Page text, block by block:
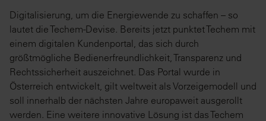
Digitalisierung, um die Energiewende zu schaffen – so
lautet die Techem-Devise. Bereits jetzt punktet Techem mit
einem digitalen Kundenportal, das sich durch
größtmögliche Bedienerfreundlichkeit, Transparenz und
Rechtssicherheit auszeichnet. Das Portal wurde in
Österreich entwickelt, gilt weltweit als Vorzeigemodell und
soll innerhalb der nächsten Jahre europaweit ausgerollt
werden. Eine weitere innovative Lösung ist das Techem